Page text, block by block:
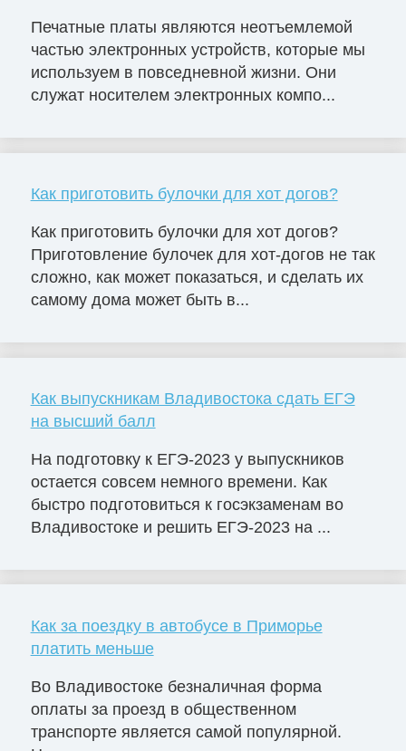
Печатные платы являются неотъемлемой
частью электронных устройств, которые мы
используем в повседневной жизни. Они
служат носителем электронных компо...
Как приготовить булочки для хот догов?
Как приготовить булочки для хот догов?
Приготовление булочек для хот-догов не так
сложно, как может показаться, и сделать их
самому дома может быть в...
Как выпускникам Владивостока сдать ЕГЭ
на высший балл
На подготовку к ЕГЭ-2023 у выпускников
остается совсем немного времени. Как
быстро подготовиться к госэкзаменам во
Владивостоке и решить ЕГЭ-2023 на ...
Как за поездку в автобусе в Приморье
платить меньше
Во Владивостоке безналичная форма
оплаты за проезд в общественном
транспорте является самой популярной.